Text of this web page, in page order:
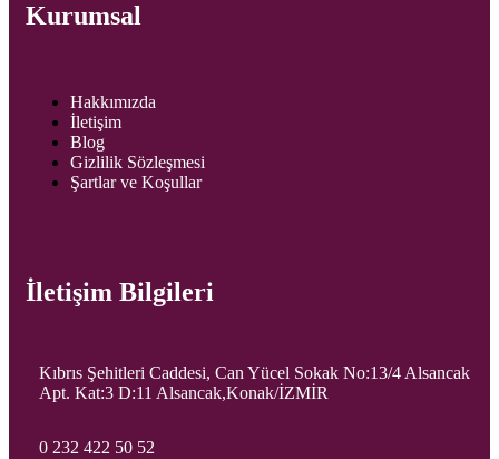
Kurumsal
Hakkımızda
İletişim
Blog
Gizlilik Sözleşmesi
Şartlar ve Koşullar
İletişim Bilgileri
Kıbrıs Şehitleri Caddesi, Can Yücel Sokak No:13/4 Alsancak
Apt. Kat:3 D:11 Alsancak,Konak/İZMİR
0 232 422 50 52